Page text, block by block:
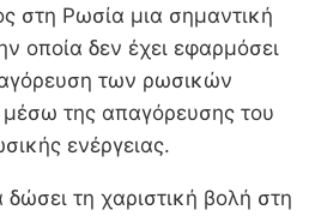
στη Ρωσία μια σημαντική
οποία δεν έχει εφαρμόσει
των ρωσικών
της απαγόρευσης του
ενέργειας.
δώσει τη χαριστική βολή στη